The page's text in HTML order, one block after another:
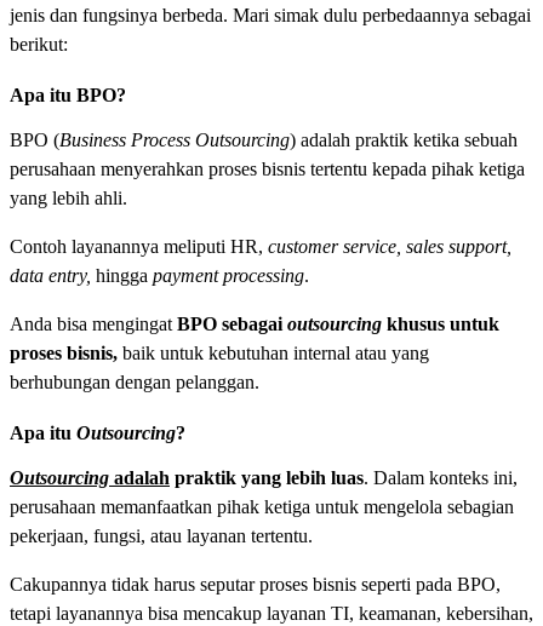
jenis dan fungsinya berbeda. Mari simak dulu perbedaannya sebagai
berikut:
Apa itu BPO?
BPO (Business Process Outsourcing) adalah praktik ketika sebuah
perusahaan menyerahkan proses bisnis tertentu kepada pihak ketiga
yang lebih ahli.
Contoh layanannya meliputi HR, customer service, sales support,
data entry, hingga payment processing.
Anda bisa mengingat BPO sebagai outsourcing khusus untuk
proses bisnis, baik untuk kebutuhan internal atau yang
berhubungan dengan pelanggan.
Apa itu Outsourcing?
Outsourcing adalah praktik yang lebih luas. Dalam konteks ini,
perusahaan memanfaatkan pihak ketiga untuk mengelola sebagian
pekerjaan, fungsi, atau layanan tertentu.
Cakupannya tidak harus seputar proses bisnis seperti pada BPO,
tetapi layanannya bisa mencakup layanan TI, keamanan, kebersihan,